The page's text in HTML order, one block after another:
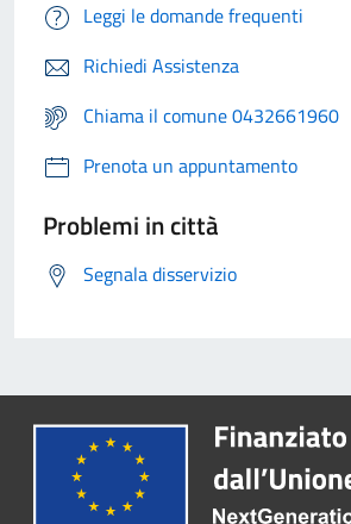
Leggi le domande frequenti
Richiedi Assistenza
Chiama il comune 0432661960
Prenota un appuntamento
Problemi in città
Segnala disservizio